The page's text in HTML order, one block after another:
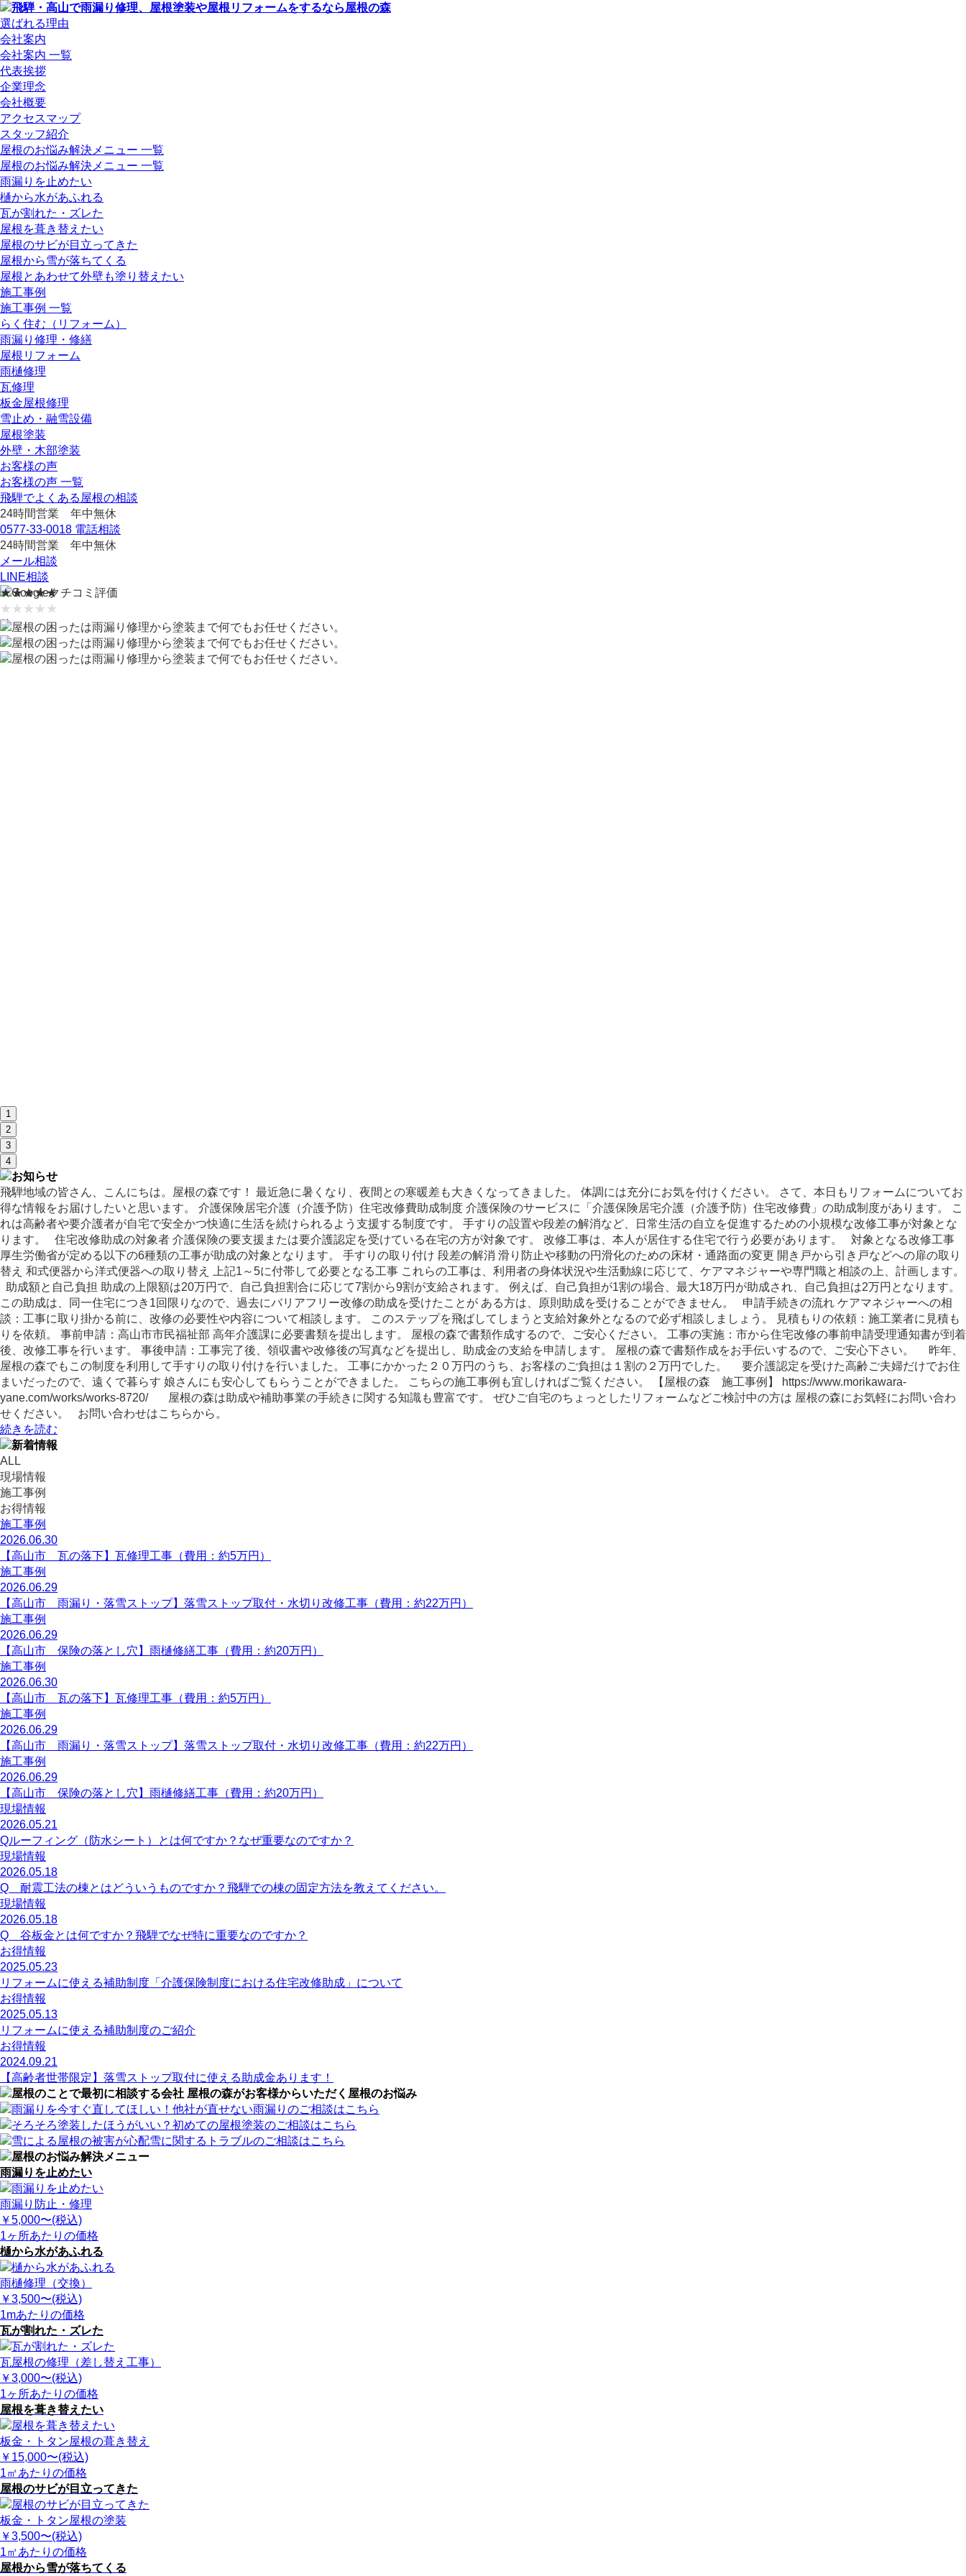
選ばれる理由
会社案内
会社案内 一覧
代表挨拶
企業理念
会社概要
アクセスマップ
スタッフ紹介
屋根のお悩み解決メニュー 一覧
屋根のお悩み解決メニュー 一覧
雨漏りを止めたい
樋から水があふれる
瓦が割れた・ズレた
屋根を葺き替えたい
屋根のサビが目立ってきた
屋根から雪が落ちてくる
屋根とあわせて外壁も塗り替えたい
施工事例
施工事例 一覧
らく住む（リフォーム）
雨漏り修理・修繕
屋根リフォーム
雨樋修理
瓦修理
板金屋根修理
雪止め・融雪設備
屋根塗装
外壁・木部塗装
お客様の声
お客様の声 一覧
飛騨でよくある屋根の相談
24時間営業 年中無休
0577-33-0018 電話相談
24時間営業 年中無休
メール相談
LINE相談
クチコミ評価
★★★★★
★★★★★
件
1
2
3
4
飛騨地域の皆さん、こんにちは。屋根の森です！ 最近急に暑くなり、夜間との寒暖差も大きくなってきました。 体調には充分にお気を付けください。 さて、本日もリフォームについてお
得な情報をお届けしたいと思います。 介護保険居宅介護（介護予防）住宅改修費助成制度 介護保険のサービスに「介護保険居宅介護（介護予防）住宅改修費」の助成制度があります。 こ
れは高齢者や要介護者が自宅で安全かつ快適に生活を続けられるよう支援する制度です。 手すりの設置や段差の解消など、日常生活の自立を促進するための小規模な改修工事が対象とな
ります。 住宅改修助成の対象者 介護保険の要支援または要介護認定を受けている在宅の方が対象です。 改修工事は、本人が居住する住宅で行う必要があります。 対象となる改修工事
厚生労働省が定める以下の6種類の工事が助成の対象となります。 手すりの取り付け 段差の解消 滑り防止や移動の円滑化のための床材・通路面の変更 開き戸から引き戸などへの扉の取り
替え 和式便器から洋式便器への取り替え 上記1～5に付帯して必要となる工事 これらの工事は、利用者の身体状況や生活動線に応じて、ケアマネジャーや専門職と相談の上、計画します。
助成額と自己負担 助成の上限額は20万円で、自己負担割合に応じて7割から9割が支給されます。 例えば、自己負担が1割の場合、最大18万円が助成され、自己負担は2万円となります。
この助成は、同一住宅につき1回限りなので、過去にバリアフリー改修の助成を受けたことが ある方は、原則助成を受けることができません。 申請手続きの流れ ケアマネジャーへの相
談：工事に取り掛かる前に、改修の必要性や内容について相談します。 このステップを飛ばしてしまうと支給対象外となるので必ず相談しましょう。 見積もりの依頼：施工業者に見積も
りを依頼。 事前申請：高山市市民福祉部 高年介護課に必要書類を提出します。 屋根の森で書類作成するので、ご安心ください。 工事の実施：市から住宅改修の事前申請受理通知書が到着
後、改修工事を行います。 事後申請：工事完了後、領収書や改修後の写真などを提出し、助成金の支給を申請します。 屋根の森で書類作成をお手伝いするので、ご安心下さい。 昨年、
屋根の森でもこの制度を利用して手すりの取り付けを行いました。 工事にかかった２０万円のうち、お客様のご負担は１割の２万円でした。 要介護認定を受けた高齢ご夫婦だけでお住
まいだったので、遠くで暮らす 娘さんにも安心してもらうことができました。 こちらの施工事例も宜しければご覧ください。 【屋根の森 施工事例】 https://www.morikawara-
yane.com/works/works-8720/ 屋根の森は助成や補助事業の手続きに関する知識も豊富です。 ぜひご自宅のちょっとしたリフォームなどご検討中の方は 屋根の森にお気軽にお問い合わ
せください。 お問い合わせはこちらから。
続きを読む
ALL
現場情報
施工事例
お得情報
施工事例
2026.06.30
【高山市 瓦の落下】瓦修理工事（費用：約5万円）
施工事例
2026.06.29
【高山市 雨漏り・落雪ストップ】落雪ストップ取付・水切り改修工事（費用：約22万円）
施工事例
2026.06.29
【高山市 保険の落とし穴】雨樋修繕工事（費用：約20万円）
施工事例
2026.06.30
【高山市 瓦の落下】瓦修理工事（費用：約5万円）
施工事例
2026.06.29
【高山市 雨漏り・落雪ストップ】落雪ストップ取付・水切り改修工事（費用：約22万円）
施工事例
2026.06.29
【高山市 保険の落とし穴】雨樋修繕工事（費用：約20万円）
現場情報
2026.05.21
Qルーフィング（防水シート）とは何ですか？なぜ重要なのですか？
現場情報
2026.05.18
Q 耐震工法の棟とはどういうものですか？飛騨での棟の固定方法を教えてください。
現場情報
2026.05.18
Q 谷板金とは何ですか？飛騨でなぜ特に重要なのですか？
お得情報
2025.05.23
リフォームに使える補助制度「介護保険制度における住宅改修助成」について
お得情報
2025.05.13
リフォームに使える補助制度のご紹介
お得情報
2024.09.21
【高齢者世帯限定】落雪ストップ取付に使える助成金あります！
雨漏りを止めたい
雨漏り防止・修理
￥5,000〜(税込)
1ヶ所あたりの価格
樋から水があふれる
雨樋修理（交換）
￥3,500〜(税込)
1mあたりの価格
瓦が割れた・ズレた
瓦屋根の修理（差し替え工事）
￥3,000〜(税込)
1ヶ所あたりの価格
屋根を葺き替えたい
板金・トタン屋根の葺き替え
￥15,000〜(税込)
1㎡あたりの価格
屋根のサビが目立ってきた
板金・トタン屋根の塗装
￥3,500〜(税込)
1㎡あたりの価格
屋根から雪が落ちてくる